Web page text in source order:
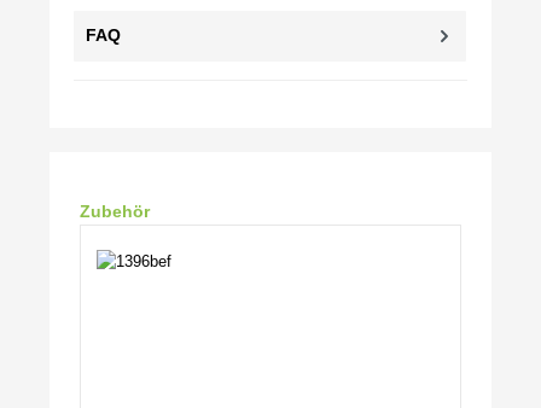
FAQ
Produktgalerie überspringen
Zubehör